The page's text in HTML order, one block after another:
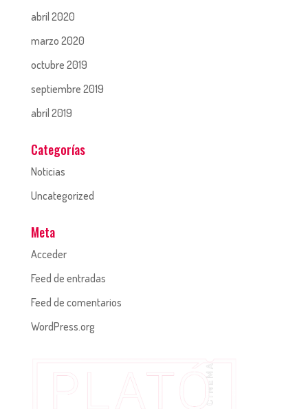
abril 2020
marzo 2020
octubre 2019
septiembre 2019
abril 2019
Categorías
Noticias
Uncategorized
Meta
Acceder
Feed de entradas
Feed de comentarios
WordPress.org